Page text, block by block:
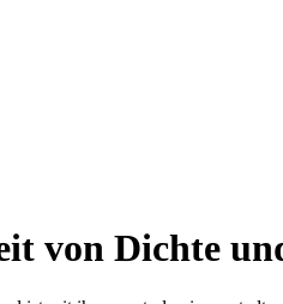
von Dichte